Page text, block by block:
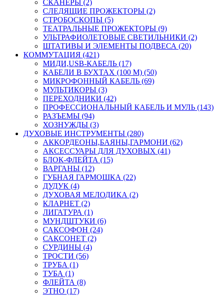
СКАНЕРЫ (2)
СЛЕДЯЩИЕ ПРОЖЕКТОРЫ (2)
СТРОБОСКОПЫ (5)
ТЕАТРАЛЬНЫЕ ПРОЖЕКТОРЫ (9)
УЛЬТРАФИОЛЕТОВЫЕ СВЕТИЛЬНИКИ (2)
ШТАТИВЫ И ЭЛЕМЕНТЫ ПОДВЕСА (20)
КОММУТАЦИЯ (421)
МИДИ,USB-КАБЕЛЬ (17)
КАБЕЛИ В БУХТАХ (100 М) (50)
МИКРОФОННЫЙ КАБЕЛЬ (69)
МУЛЬТИКОРЫ (3)
ПЕРЕХОДНИКИ (42)
ПРОФЕССИОНАЛЬНЫЙ КАБЕЛЬ И МУЛЬ (143)
РАЗЪЕМЫ (94)
ХОЗНУЖДЫ (3)
ДУХОВЫЕ ИНСТРУМЕНТЫ (280)
АККОРДЕОНЫ,БАЯНЫ,ГАРМОНИ (62)
АКСЕССУАРЫ ДЛЯ ДУХОВЫХ (41)
БЛОК-ФЛЕЙТА (15)
ВАРГАНЫ (12)
ГУБНАЯ ГАРМОШКА (22)
ДУДУК (4)
ДУХОВАЯ МЕЛОДИКА (2)
КЛАРНЕТ (2)
ЛИГАТУРА (1)
МУНДШТУКИ (6)
САКСОФОН (24)
САКСОНЕТ (2)
СУРДИНЫ (4)
ТРОСТИ (56)
ТРУБА (1)
ТУБА (1)
ФЛЕЙТА (8)
ЭТНО (17)